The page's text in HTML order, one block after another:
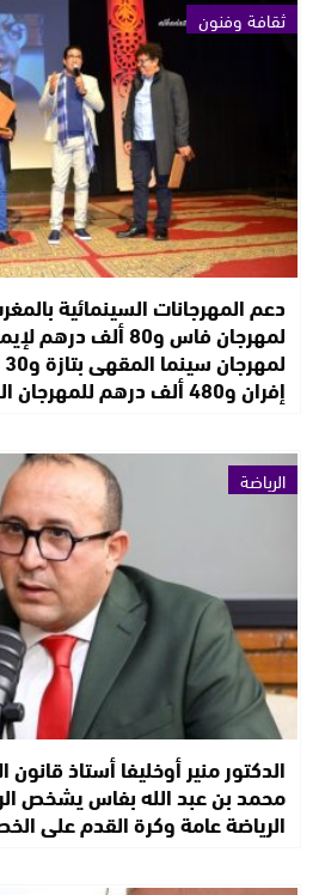
ثقافة وفنون
إفران و480 ألف درهم للمهرجان الدولي للفيلم…
الرياضة
الدكتور منير أوخليفا أستاذ
محمد بن عبد الله بفاس يشخص
الرياضة عامة وكرة القدم على